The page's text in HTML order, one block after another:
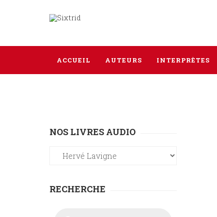
ACCUEIL AUTEURS INTERPRÈTES
NOS LIVRES AUDIO
RECHERCHE